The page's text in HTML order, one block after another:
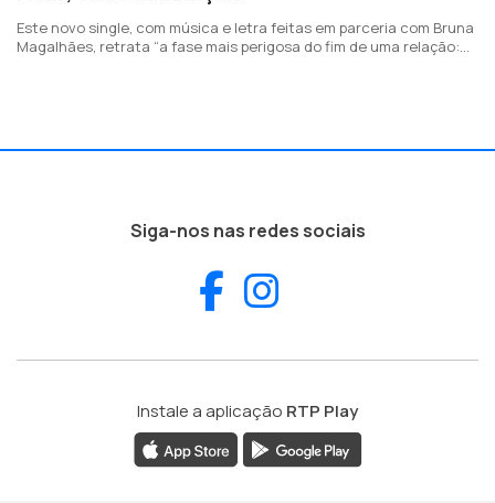
Este novo single, com música e letra feitas em parceria com Bruna
Magalhães, retrata “a fase mais perigosa do fim de uma relação:
Siga-nos nas redes sociais
Facebook
Instale a aplicação RTP Play